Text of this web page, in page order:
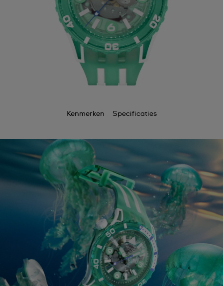
Kenmerken Specificaties